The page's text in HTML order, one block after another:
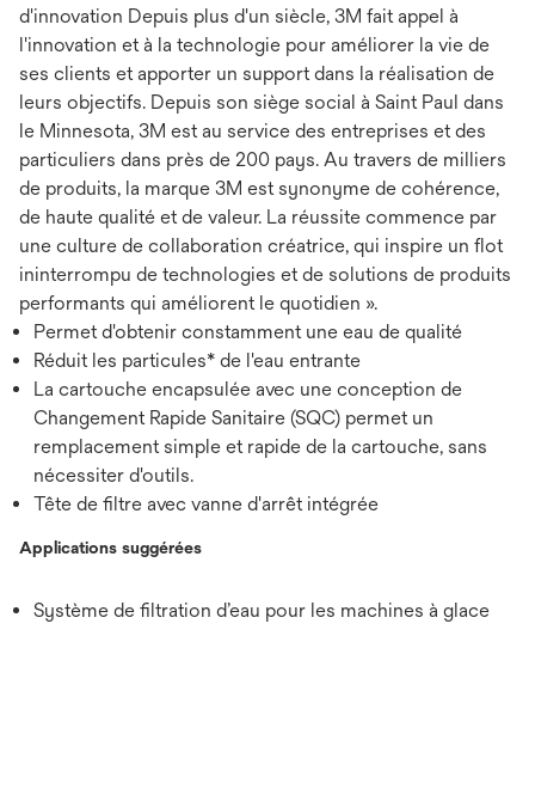
d'innovation Depuis plus d'un siècle, 3M fait appel à
l'innovation et à la technologie pour améliorer la vie de
ses clients et apporter un support dans la réalisation de
leurs objectifs. Depuis son siège social à Saint Paul dans
le Minnesota, 3M est au service des entreprises et des
particuliers dans près de 200 pays. Au travers de milliers
de produits, la marque 3M est synonyme de cohérence,
de haute qualité et de valeur. La réussite commence par
une culture de collaboration créatrice, qui inspire un flot
ininterrompu de technologies et de solutions de produits
performants qui améliorent le quotidien ».
Permet d'obtenir constamment une eau de qualité
Réduit les particules* de l'eau entrante
La cartouche encapsulée avec une conception de
Changement Rapide Sanitaire (SQC) permet un
remplacement simple et rapide de la cartouche, sans
nécessiter d'outils.
Tête de filtre avec vanne d'arrêt intégrée
Applications suggérées
Système de filtration d’eau pour les machines à glace